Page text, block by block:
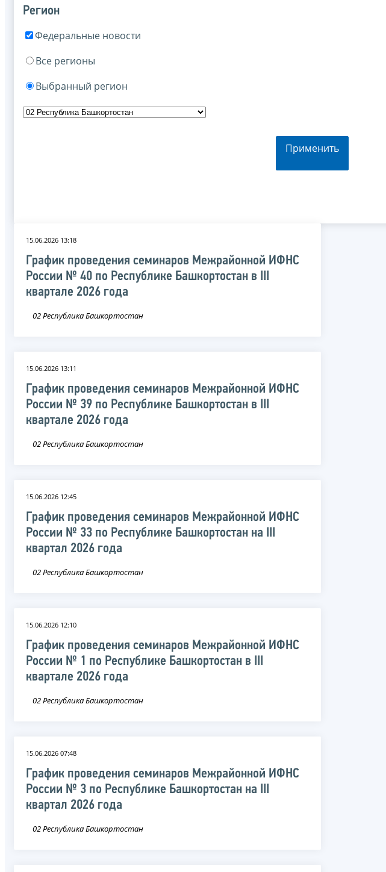
Регион
Федеральные новости
Все регионы
Выбранный регион
Применить
15.06.2026 13:18
График проведения семинаров Межрайонной ИФНС
России № 40 по Республике Башкортостан в III
квартале 2026 года
02 Республика Башкортостан
15.06.2026 13:11
График проведения семинаров Межрайонной ИФНС
России № 39 по Республике Башкортостан в III
квартале 2026 года
02 Республика Башкортостан
15.06.2026 12:45
График проведения семинаров Межрайонной ИФНС
России № 33 по Республике Башкортостан на III
квартал 2026 года
02 Республика Башкортостан
15.06.2026 12:10
График проведения семинаров Межрайонной ИФНС
России № 1 по Республике Башкортостан в III
квартале 2026 года
02 Республика Башкортостан
15.06.2026 07:48
График проведения семинаров Межрайонной ИФНС
России № 3 по Республике Башкортостан на III
квартал 2026 года
02 Республика Башкортостан